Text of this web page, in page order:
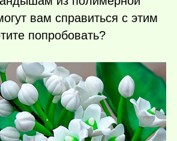
вам справиться с этим
попробовать?